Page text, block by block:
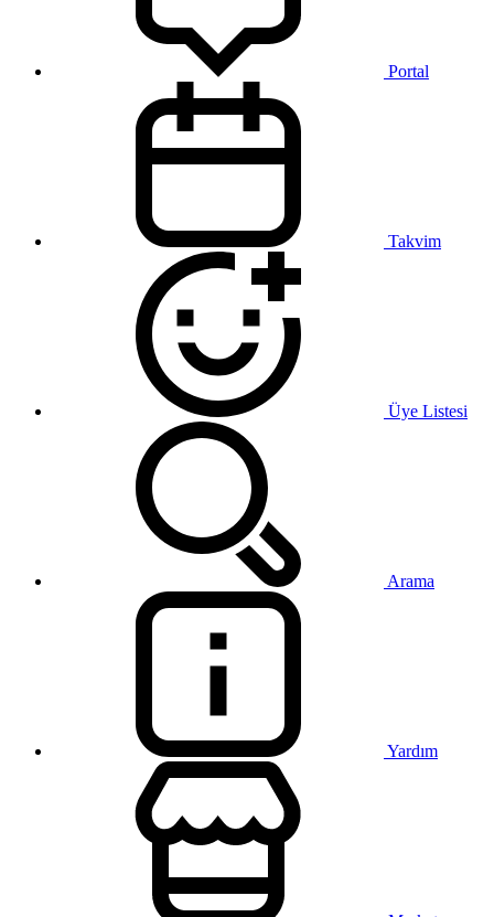
Portal
Takvim
Üye Listesi
Arama
Yardım